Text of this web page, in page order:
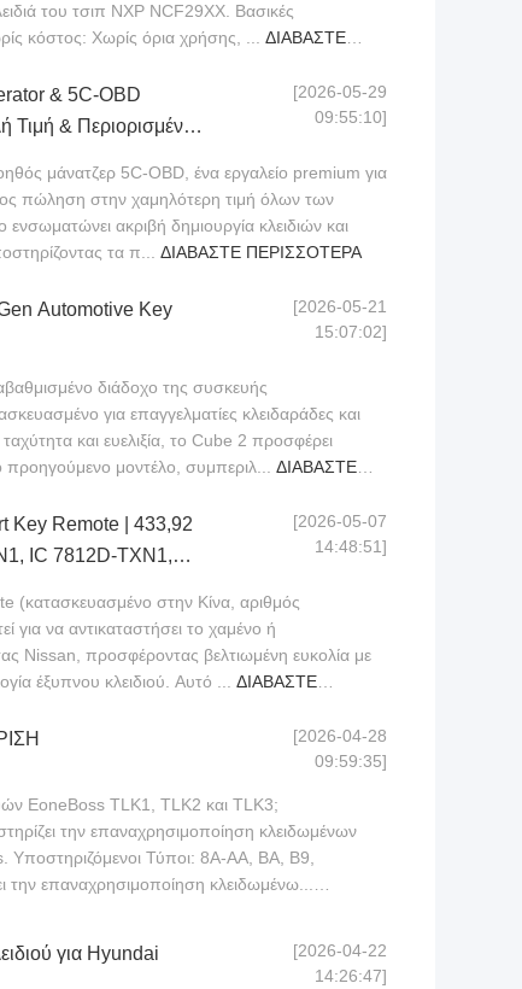
του τσιπ NXP NCF29XX. Βασικές
κόστος: Χωρίς όρια χρήσης, ... ΔΙΑΒΆΣΤΕ
& 5C-OBD
Τιμή & Περιορισμένη
[2026-05-29
09:55:10]
μάνατζερ 5C-OBD, ένα εργαλείο premium για
πώληση στην χαμηλότερη τιμή όλων των
ακριβή δημιουργία κλειδιών και
τα π... ΔΙΑΒΆΣΤΕ ΠΕΡΙΣΣΌΤΕΡΑ
Automotive Key
[2026-05-21
15:07:02]
διάδοχο της συσκευής
για επαγγελματίες κλειδαράδες και
και ευελιξία, το Cube 2 προσφέρει
προηγούμενο μοντέλο, συμπεριλ... ΔΙΑΒΆΣΤΕ
| 433,92
IC 7812D-TXN1,
[2026-05-07
14:48:51]
στην Κίνα, αριθμός
για να αντικαταστήσει το χαμένο ή
Nissan, προσφέροντας βελτιωμένη ευκολία με
έξυπνου κλειδιού. Αυτό ... ΔΙΑΒΆΣΤΕ
[2026-04-28
09:59:35]
EoneBoss TLK1, TLK2 και TLK3;
την επαναχρησιμοποίηση κλειδωμένων
Υποστηριζόμενοι Τύποι: 8A-AA, BA, B9,
την επαναχρησιμοποίηση κλειδωμένω...
για Hyundai
[2026-04-22
14:26:47]